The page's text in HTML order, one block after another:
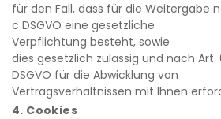
für den Fall, dass für die Weitergabe
c DSGVO eine gesetzliche
Verpflichtung besteht, sowie
dies gesetzlich zulässig und nach Art. 6
DSGVO für die Abwicklung von
Vertragsverhältnissen mit Ihnen
4. Cookies